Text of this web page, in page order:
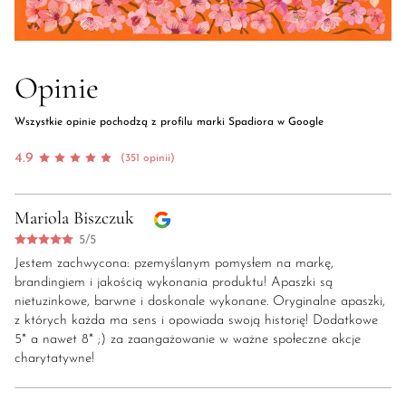
Opinie
Wszystkie opinie pochodzą z profilu marki Spadiora w Google
4.9 (351 opinii)
Mariola Biszczuk
5/5
Jestem zachwycona: pzemyślanym pomysłem na markę,
brandingiem i jakością wykonania produktu! Apaszki są
nietuzinkowe, barwne i doskonale wykonane. Oryginalne apaszki,
z których każda ma sens i opowiada swoją historię! Dodatkowe
5* a nawet 8* ;) za zaangażowanie w ważne społeczne akcje
charytatywne!